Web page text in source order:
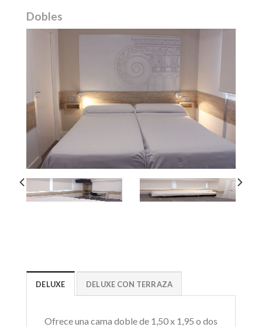
Dobles
DELUXE DELUXE CON TERRAZA
Ofrece una cama doble de 1,50 x 1,95 o dos